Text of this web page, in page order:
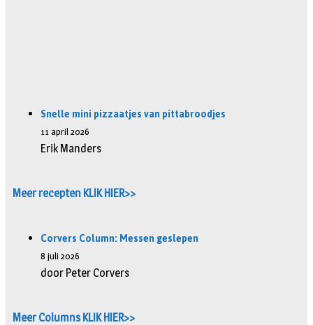
Snelle mini pizzaatjes van pittabroodjes
11 april 2026
Erik Manders
Meer recepten KLIK HIER>>
Corvers Column: Messen geslepen
8 juli 2026
door Peter Corvers
Meer Columns KLIK HIER>>